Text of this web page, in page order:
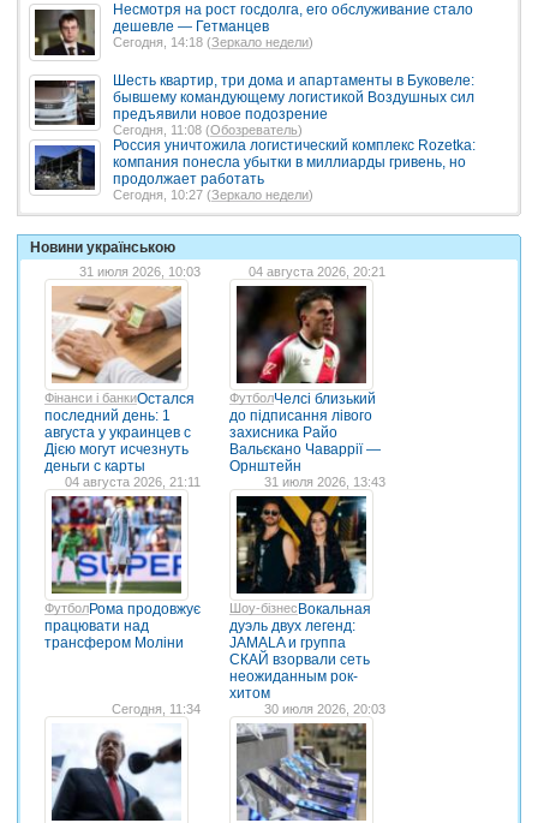
Несмотря на рост госдолга, его обслуживание стало
дешевле — Гетманцев
Сегодня, 14:18 (Зеркало недели)
Шесть квартир, три дома и апартаменты в Буковеле:
бывшему командующему логистикой Воздушных сил
предъявили новое подозрение
Сегодня, 11:08 (Обозреватель)
Россия уничтожила логистический комплекс Rozetka:
компания понесла убытки в миллиарды гривень, но
продолжает работать
Сегодня, 10:27 (Зеркало недели)
Новини українською
31 июля 2026, 10:03
Фінанси і банкиОстался
последний день: 1
августа у украинцев с
Дією могут исчезнуть
деньги с карты
04 августа 2026, 20:21
ФутболЧелсі близький
до підписання лівого
захисника Райо
Вальєкано Чаваррії —
Орнштейн
04 августа 2026, 21:11
ФутболРома продовжує
працювати над
трансфером Моліни
31 июля 2026, 13:43
Шоу-бізнесВокальная
дуэль двух легенд:
JAMALA и группа
СКАЙ взорвали сеть
неожиданным рок-
хитом
Сегодня, 11:34 30 июля 2026, 20:03